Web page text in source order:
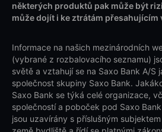
některých produktů pak může být
může dojít i ke ztrátám
Informace na našich mezinárodních
(vybrané z rozbalovacího seznamu)
světě a vztahují se na Saxo Bank A/S
společnost skupiny Saxo Bank.
Saxo Bank se týká celé organizace,
společností a poboček pod Saxo
jsou uzavírány s příslušným